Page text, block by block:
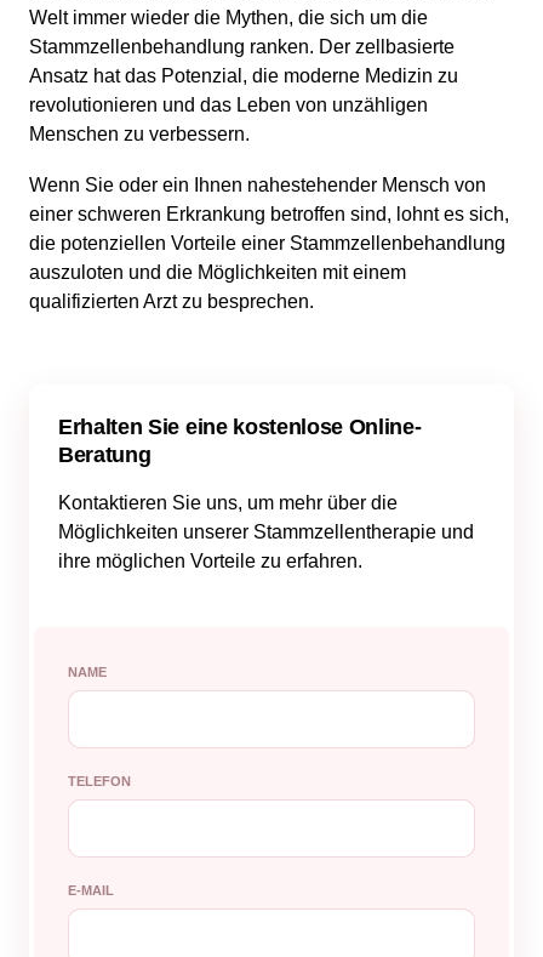
Welt immer wieder die Mythen, die sich um die
Stammzellenbehandlung ranken. Der zellbasierte
Ansatz hat das Potenzial, die moderne Medizin zu
revolutionieren und das Leben von unzähligen
Menschen zu verbessern.
Wenn Sie oder ein Ihnen nahestehender Mensch von
einer schweren Erkrankung betroffen sind, lohnt es sich,
die potenziellen Vorteile einer Stammzellenbehandlung
auszuloten und die Möglichkeiten mit einem
qualifizierten Arzt zu besprechen.
Erhalten Sie eine kostenlose Online-
Beratung
Kontaktieren Sie uns, um mehr über die
Möglichkeiten unserer Stammzellentherapie und
ihre möglichen Vorteile zu erfahren.
NAME
TELEFON
E-MAIL